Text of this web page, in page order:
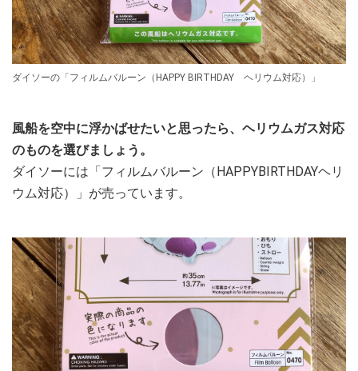
ダイソーの「フィルムバルーン（HAPPY BIRTHDAY ヘリウム対応）」
風船を空中に浮かばせたいと思ったら、ヘリウムガス対応
のものを選びましょう。
ダイソーには「フィルムバルーン（HAPPYBIRTHDAYヘリ
ウム対応）」が売っています。